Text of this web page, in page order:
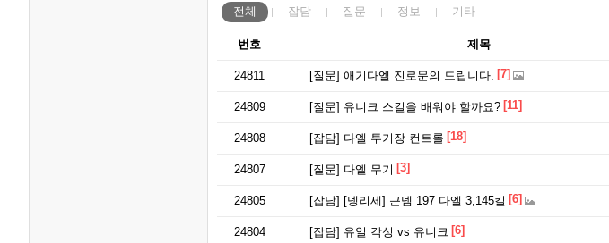
전체 잡담 질문 정보 기타
번호 제목
24811 [질문] 애기다엘 진로문의 드립니다. [7]
24809 [질문] 유니크 스킬을 배워야 할까요? [11]
24808 [잡담] 다엘 투기장 컨트롤 [18]
24807 [질문] 다엘 무기 [3]
24805 [잡담] [뎅리세] 근뎀 197 다엘 3,145킬 [6]
24804 [잡담] 유일 각성 vs 유니크 [6]